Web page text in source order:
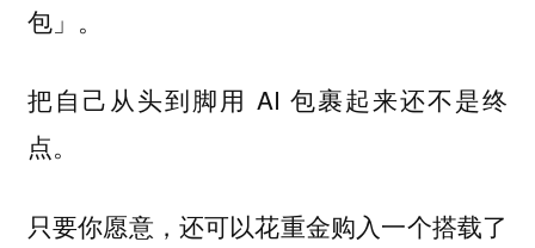
包」。
把自己从头到脚用 AI 包裹起来还不是终
点。
只要你愿意，还可以花重金购入一个搭载了